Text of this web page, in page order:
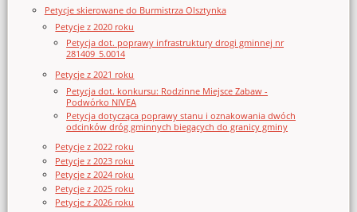
Petycje skierowane do Burmistrza Olsztynka
Petycje z 2020 roku
Petycja dot. poprawy infrastruktury drogi gminnej nr
281409_5.0014
Petycje z 2021 roku
Petycja dot. konkursu: Rodzinne Miejsce Zabaw -
Podwórko NIVEA
Petycja dotycząca poprawy stanu i oznakowania dwóch
odcinków dróg gminnych biegących do granicy gminy
Petycje z 2022 roku
Petycje z 2023 roku
Petycje z 2024 roku
Petycje z 2025 roku
Petycje z 2026 roku